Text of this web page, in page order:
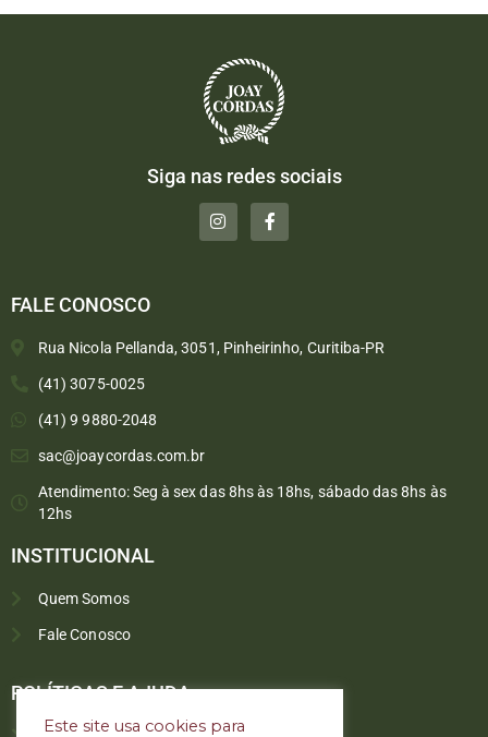
Siga nas redes sociais
FALE CONOSCO
Rua Nicola Pellanda, 3051, Pinheirinho, Curitiba-PR
(41) 3075-0025
(41) 9 9880-2048
sac@joaycordas.com.br
Atendimento: Seg à sex das 8hs às 18hs, sábado das 8hs às
12hs
INSTITUCIONAL
Quem Somos
Fale Conosco
POLÍTICAS E AJUDA
Este site usa cookies para